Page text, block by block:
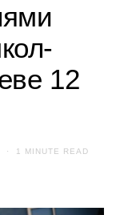
12
1 MINUTE READ